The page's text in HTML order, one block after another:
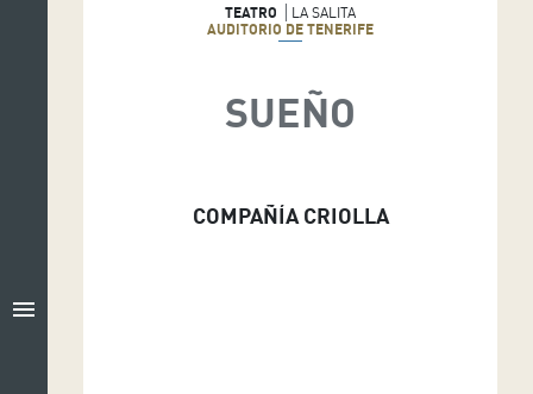
menu
TEATRO
LA SALITA
AUDITORIO DE TENERIFE
SUEÑO
COMPAÑÍA CRIOLLA